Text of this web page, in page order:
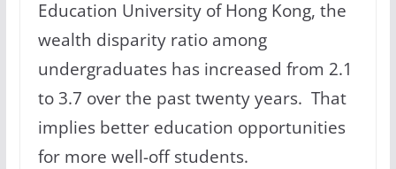
Education University of Hong Kong, the
wealth disparity ratio among
undergraduates has increased from 2.1
to 3.7 over the past twenty years. That
implies better education opportunities
for more well-off students.